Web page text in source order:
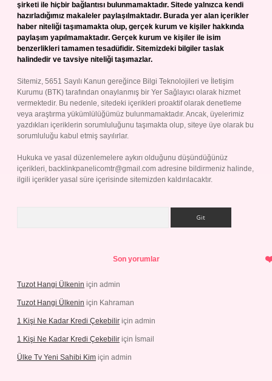
şirketi ile hiçbir bağlantısı bulunmamaktadır. Sitede yalnızca kendi
hazırladığımız makaleler paylaşılmaktadır. Burada yer alan içerikler
haber niteliği taşımamakta olup, gerçek kurum ve kişiler hakkında
paylaşım yapılmamaktadır. Gerçek kurum ve kişiler ile isim
benzerlikleri tamamen tesadüfidir. Sitemizdeki bilgiler taslak
halindedir ve tavsiye niteliği taşımazlar.
Sitemiz, 5651 Sayılı Kanun gereğince Bilgi Teknolojileri ve İletişim
Kurumu (BTK) tarafından onaylanmış bir Yer Sağlayıcı olarak hizmet
vermektedir. Bu nedenle, sitedeki içerikleri proaktif olarak denetleme
veya araştırma yükümlülüğümüz bulunmamaktadır. Ancak, üyelerimiz
yazdıkları içeriklerin sorumluluğunu taşımakta olup, siteye üye olarak bu
sorumluluğu kabul etmiş sayılırlar.
Hukuka ve yasal düzenlemelere aykırı olduğunu düşündüğünüz
içerikleri, backlinkpanelicomtr@gmail.com adresine bildirmeniz halinde,
ilgili içerikler yasal süre içerisinde sitemizden kaldırılacaktır.
Son yorumlar
Tuzot Hangi Ülkenin için admin
Tuzot Hangi Ülkenin için Kahraman
1 Kişi Ne Kadar Kredi Çekebilir için admin
1 Kişi Ne Kadar Kredi Çekebilir için İsmail
Ülke Tv Yeni Sahibi Kim için admin